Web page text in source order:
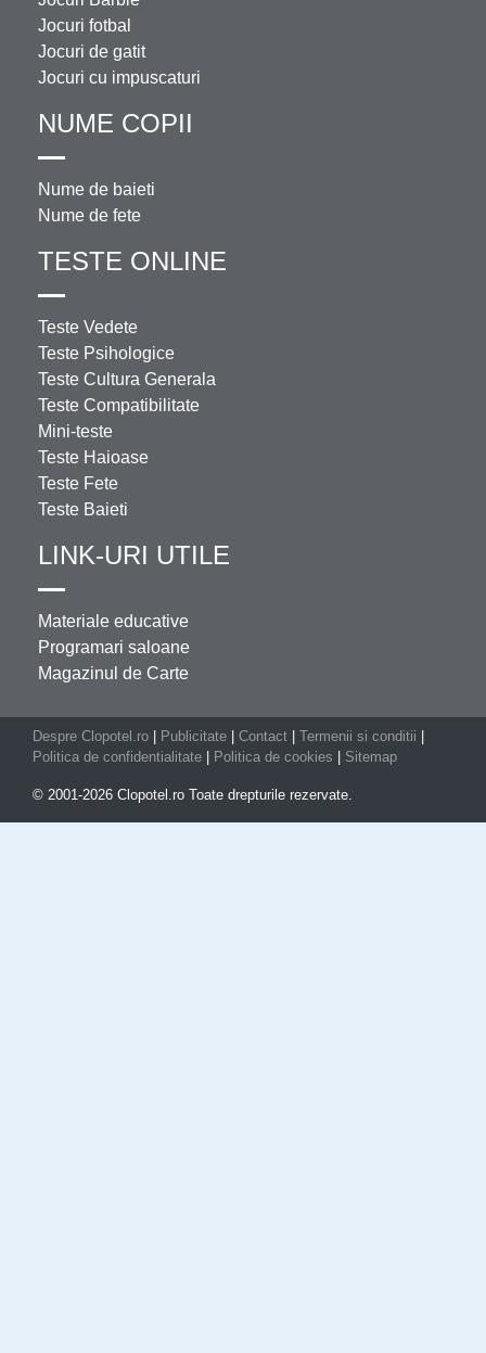
Jocuri fotbal
Jocuri de gatit
Jocuri cu impuscaturi
NUME COPII
Nume de baieti
Nume de fete
TESTE ONLINE
Teste Vedete
Teste Psihologice
Teste Cultura Generala
Teste Compatibilitate
Mini-teste
Teste Haioase
Teste Fete
Teste Baieti
LINK-URI UTILE
Materiale educative
Programari saloane
Magazinul de Carte
Despre Clopotel.ro | Publicitate | Contact | Termenii si conditii |
Politica de confidentialitate | Politica de cookies | Sitemap
© 2001-2026 Clopotel.ro Toate drepturile rezervate.